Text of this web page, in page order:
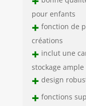
pour enfants
+ fonction de
créations
+ inclut une
stockage ample
+ design
+ fonctions